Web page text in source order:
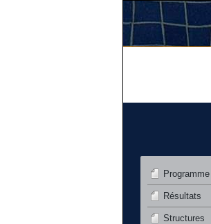
Programme
Résultats
Structures